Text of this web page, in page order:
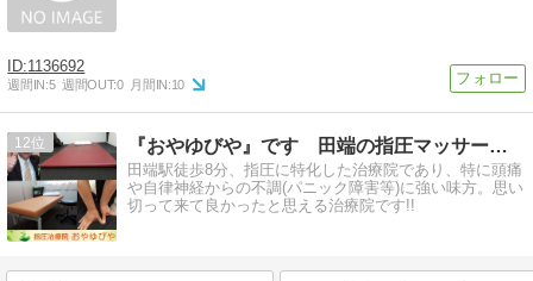
1136692
週間IN:5 週間OUT:0 月間IN:10
12 『おやゆびや』です 田端の指圧マッサージ店
田端駅徒歩8分、指圧に特化した治療院であり、特に頭痛
や自律神経からの不調(パニック障害等)に強い味方。思い
切って来て良かったと思える治療院です!!